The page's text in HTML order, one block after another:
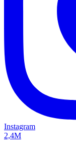
Instagram
2,4M